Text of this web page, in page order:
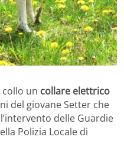
un collare elettrico
del giovane Setter che
delle Guardie
Polizia Locale di